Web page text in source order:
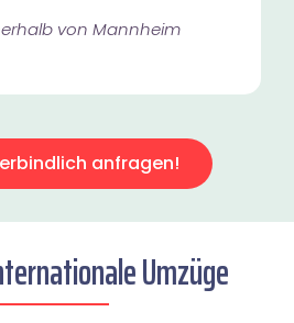
von Mannheim​
anfragen!
Umzüge